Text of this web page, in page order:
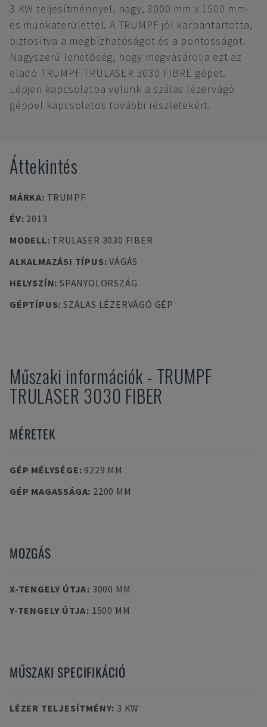
3 KW teljesítménnyel, nagy, 3000 mm x 1500 mm-
es munkaterülettel. A TRUMPF jól karbantartotta,
biztosítva a megbízhatóságot és a pontosságot.
Nagyszerű lehetőség, hogy megvásárolja ezt az
eladó TRUMPF TRULASER 3030 FIBRE gépet.
Lépjen kapcsolatba velünk a szálas lézervágó
géppel kapcsolatos további részletekért.
Áttekintés
MÁRKA: TRUMPF
ÉV: 2013
MODELL: TRULASER 3030 FIBER
ALKALMAZÁSI TÍPUS:VÁGÁS
HELYSZÍN: SPANYOLORSZÁG
GÉPTÍPUS: SZÁLAS LÉZERVÁGÓ GÉP
Műszaki információk - TRUMPF
TRULASER 3030 FIBER
MÉRETEK
GÉP MÉLYSÉGE: 9229 MM
GÉP MAGASSÁGA: 2200 MM
MOZGÁS
X-TENGELY ÚTJA: 3000 MM
Y-TENGELY ÚTJA: 1500 MM
MŰSZAKI SPECIFIKÁCIÓ
LÉZER TELJESÍTMÉNY: 3 KW